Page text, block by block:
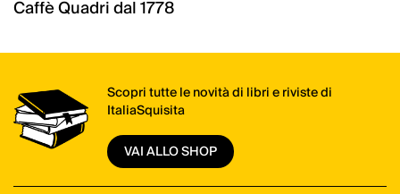
Caffè Quadri dal 1778
Scopri tutte le novità di libri e riviste di
ItaliaSquisita
VAI ALLO SHOP